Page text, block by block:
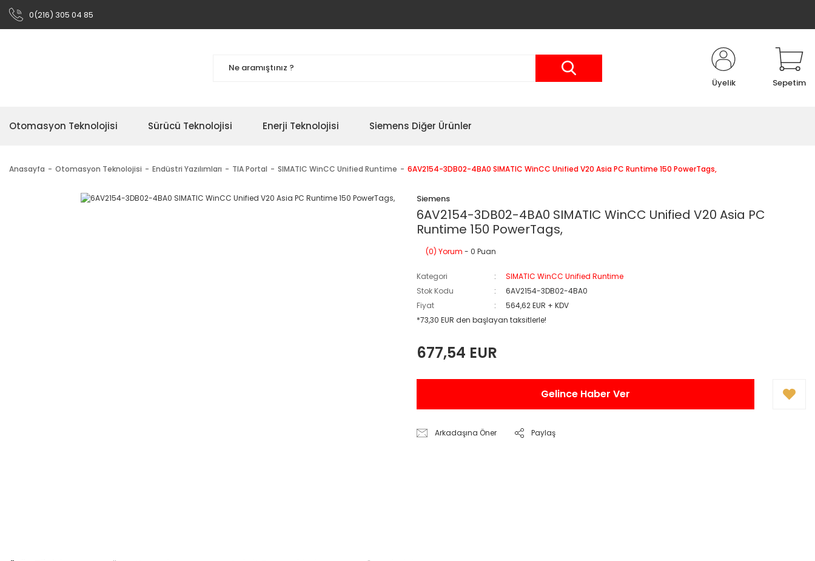
0(216) 305 04 85
Üyelik Sepetim
Otomasyon Teknolojisi Sürücü Teknolojisi Enerji Teknolojisi Siemens Diğer Ürünler
Anasayfa Otomasyon Teknolojisi Endüstri Yazılımları TIA Portal SIMATIC WinCC Unified Runtime 6AV2154-3DB02-4BA0 SIMATIC WinCC Unified V20 Asia PC Runtime 150 PowerTags,
Siemens
6AV2154-3DB02-4BA0 SIMATIC WinCC Unified V20 Asia PC
Runtime 150 PowerTags,
(0) Yorum - 0 Puan
Kategori
SIMATIC WinCC Unified Runtime
Stok Kodu
6AV2154-3DB02-4BA0
Fiyat
564,62 EUR + KDV
*73,30 EUR den başlayan taksitlerle!
677,54 EUR
Gelince Haber Ver
Arkadaşına Öner Paylaş